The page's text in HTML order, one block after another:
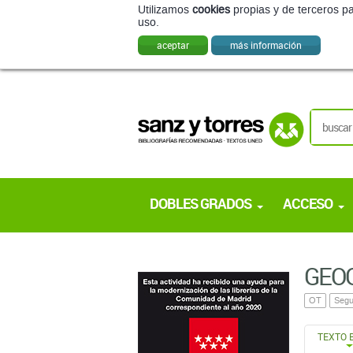
Utilizamos cookies propias y de terceros
uso.
aceptar más información
DOBLES GRADOS ACCESO
OT
TEXTO